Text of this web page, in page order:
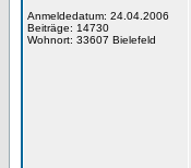
Anmeldedatum: 24.04.2006
Beiträge: 14730
Wohnort: 33607 Bielefeld